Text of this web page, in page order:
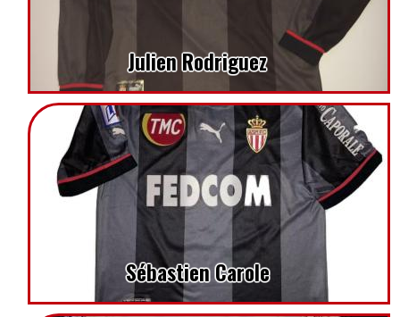
Julien Rodriguez
Sébastien Carole